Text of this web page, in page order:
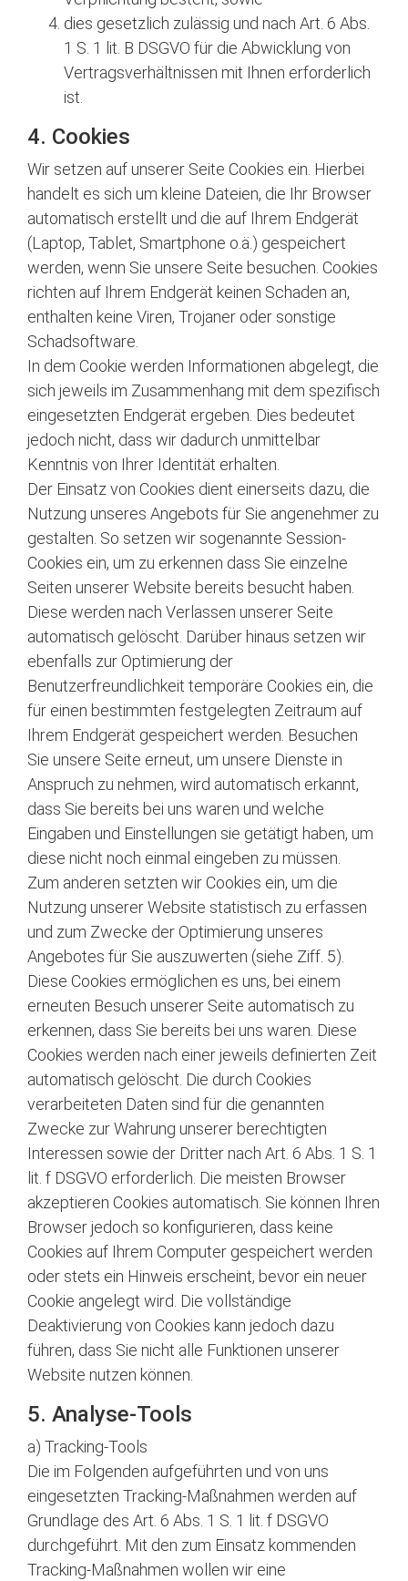
dies gesetzlich zulässig und nach Art. 6 Abs.
1 S. 1 lit. B DSGVO für die Abwicklung von
Vertragsverhältnissen mit Ihnen erforderlich
ist.
4. Cookies
Wir setzen auf unserer Seite Cookies ein. Hierbei
handelt es sich um kleine Dateien, die Ihr Browser
automatisch erstellt und die auf Ihrem Endgerät
(Laptop, Tablet, Smartphone o.ä.) gespeichert
werden, wenn Sie unsere Seite besuchen. Cookies
richten auf Ihrem Endgerät keinen Schaden an,
enthalten keine Viren, Trojaner oder sonstige
Schadsoftware.
In dem Cookie werden Informationen abgelegt, die
sich jeweils im Zusammenhang mit dem spezifisch
eingesetzten Endgerät ergeben. Dies bedeutet
jedoch nicht, dass wir dadurch unmittelbar
Kenntnis von Ihrer Identität erhalten.
Der Einsatz von Cookies dient einerseits dazu, die
Nutzung unseres Angebots für Sie angenehmer zu
gestalten. So setzen wir sogenannte Session-
Cookies ein, um zu erkennen dass Sie einzelne
Seiten unserer Website bereits besucht haben.
Diese werden nach Verlassen unserer Seite
automatisch gelöscht. Darüber hinaus setzen wir
ebenfalls zur Optimierung der
Benutzerfreundlichkeit temporäre Cookies ein, die
für einen bestimmten festgelegten Zeitraum auf
Ihrem Endgerät gespeichert werden. Besuchen
Sie unsere Seite erneut, um unsere Dienste in
Anspruch zu nehmen, wird automatisch erkannt,
dass Sie bereits bei uns waren und welche
Eingaben und Einstellungen sie getätigt haben, um
diese nicht noch einmal eingeben zu müssen.
Zum anderen setzten wir Cookies ein, um die
Nutzung unserer Website statistisch zu erfassen
und zum Zwecke der Optimierung unseres
Angebotes für Sie auszuwerten (siehe Ziff. 5).
Diese Cookies ermöglichen es uns, bei einem
erneuten Besuch unserer Seite automatisch zu
erkennen, dass Sie bereits bei uns waren. Diese
Cookies werden nach einer jeweils definierten Zeit
automatisch gelöscht. Die durch Cookies
verarbeiteten Daten sind für die genannten
Zwecke zur Wahrung unserer berechtigten
Interessen sowie der Dritter nach Art. 6 Abs. 1 S. 1
lit. f DSGVO erforderlich. Die meisten Browser
akzeptieren Cookies automatisch. Sie können Ihren
Browser jedoch so konfigurieren, dass keine
Cookies auf Ihrem Computer gespeichert werden
oder stets ein Hinweis erscheint, bevor ein neuer
Cookie angelegt wird. Die vollständige
Deaktivierung von Cookies kann jedoch dazu
führen, dass Sie nicht alle Funktionen unserer
Website nutzen können.
5. Analyse-Tools
a) Tracking-Tools
Die im Folgenden aufgeführten und von uns
eingesetzten Tracking-Maßnahmen werden auf
Grundlage des Art. 6 Abs. 1 S. 1 lit. f DSGVO
durchgeführt. Mit den zum Einsatz kommenden
Tracking-Maßnahmen wollen wir eine